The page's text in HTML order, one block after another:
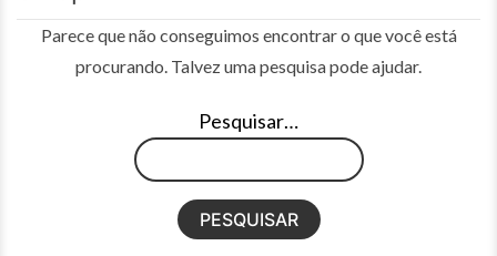
Parece que não conseguimos encontrar o que você está
procurando. Talvez uma pesquisa pode ajudar.
Pesquisar…